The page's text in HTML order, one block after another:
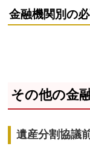
金融機関別の
その他の金
遺産分割協議